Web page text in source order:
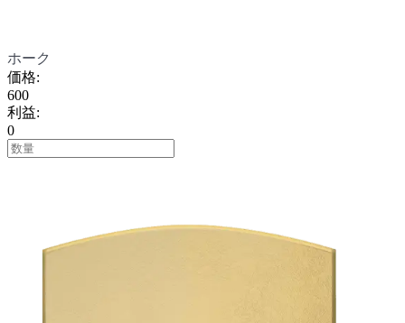
ホーク
価格:
600
利益:
0